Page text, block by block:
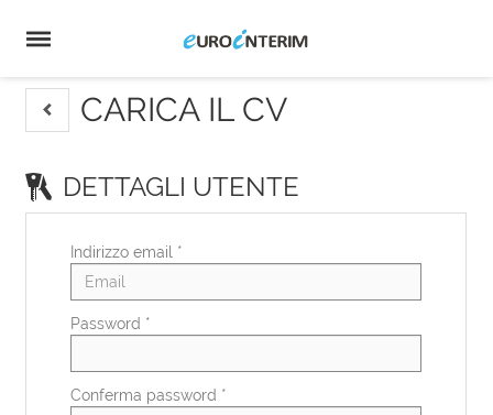
Home
Offerte
di
lavoro
Carica
il
Login